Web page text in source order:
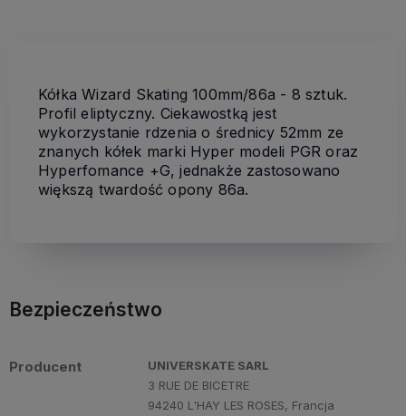
Kółka Wizard Skating 100mm/86a - 8 sztuk.
Profil eliptyczny. Ciekawostką jest
wykorzystanie rdzenia o średnicy 52mm ze
znanych kółek marki Hyper modeli PGR oraz
Hyperfomance +G, jednakże zastosowano
większą twardość opony 86a.
Bezpieczeństwo
Producent
UNIVERSKATE SARL
3 RUE DE BICETRE
94240 L'HAY LES ROSES, Francja